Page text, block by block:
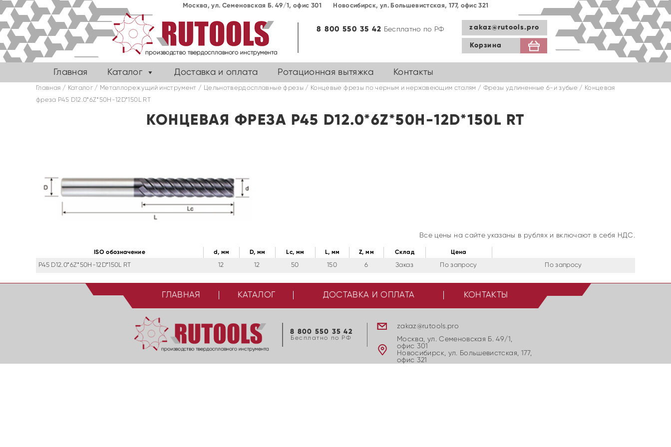
Москва, ул. Семеновская Б. 49/1, офис 301 Новосибирск, ул. Большевиcтская, 177, офис 321
zakaz@rutools.pro
Корзина
8 800 550 35 42 Бесплатно по РФ
Главная Каталог Доставка и оплата Ротационная вытяжка Контакты
Главная / Каталог/ Металлорежущий инструмент / Цельнотвердосплавные фрезы/ Концевые фрезы по черным и нержавеющим сталям / Фрезы удлиненные 6-и зубые / Концевая
фреза P45 D12.0*6Z*50H-12D*150L RT
КОНЦЕВАЯ ФРЕЗА P45 D12.0*6Z*50H-12D*150L RT
Все цены на сайте указаны в рублях и включают в себя НДС.
ISO обозначение d, мм D, мм Lc, мм L, мм Z, мм Cклад Цена
P45 D12.0*6Z*50H-12D*150L RT 12 12 50 150 6 Заказ По запросу По запросу
ГЛАВНАЯ КАТАЛОГ ДОСТАВКА И ОПЛАТА КОНТАКТЫ
8 800 550 35 42
Бесплатно по РФ
zakaz@rutools.pro
Москва, ул. Семеновская Б. 49/1,
офис 301
Новосибирск, ул. Большевиcтская, 177,
офис 321